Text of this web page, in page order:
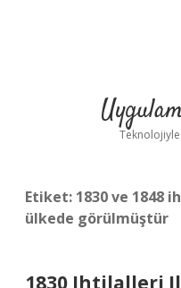
Etiket: 1830 ve 1848
ülkede görülmüştür
1830 Ihtilalleri